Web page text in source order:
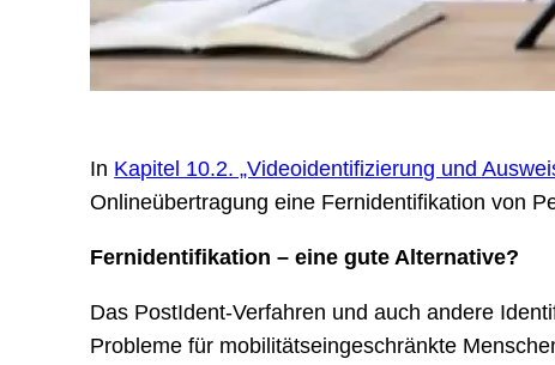
In Kapitel 10.2. „Videoidentifizierung und
Onlineübertragung eine Fernidentifikation von
Fernidentifikation – eine gute Alternative?
Das PostIdent-Verfahren und auch andere
Probleme für mobilitätseingeschränkte